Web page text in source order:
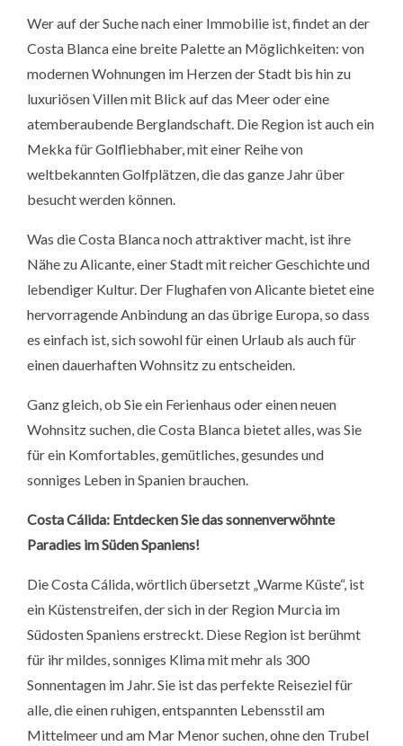
Wer auf der Suche nach einer Immobilie ist, findet an der
Costa Blanca eine breite Palette an Möglichkeiten: von
modernen Wohnungen im Herzen der Stadt bis hin zu
luxuriösen Villen mit Blick auf das Meer oder eine
atemberaubende Berglandschaft. Die Region ist auch ein
Mekka für Golfliebhaber, mit einer Reihe von
weltbekannten Golfplätzen, die das ganze Jahr über
besucht werden können.
Was die Costa Blanca noch attraktiver macht, ist ihre
Nähe zu Alicante, einer Stadt mit reicher Geschichte und
lebendiger Kultur. Der Flughafen von Alicante bietet eine
hervorragende Anbindung an das übrige Europa, so dass
es einfach ist, sich sowohl für einen Urlaub als auch für
einen dauerhaften Wohnsitz zu entscheiden.
Ganz gleich, ob Sie ein Ferienhaus oder einen neuen
Wohnsitz suchen, die Costa Blanca bietet alles, was Sie
für ein Komfortables, gemütliches, gesundes und
sonniges Leben in Spanien brauchen.
Costa Cálida: Entdecken Sie das sonnenverwöhnte
Paradies im Süden Spaniens!
Die Costa Cálida, wörtlich übersetzt „Warme Küste“, ist
ein Küstenstreifen, der sich in der Region Murcia im
Südosten Spaniens erstreckt. Diese Region ist berühmt
für ihr mildes, sonniges Klima mit mehr als 300
Sonnentagen im Jahr. Sie ist das perfekte Reiseziel für
alle, die einen ruhigen, entspannten Lebensstil am
Mittelmeer und am Mar Menor suchen, ohne den Trubel